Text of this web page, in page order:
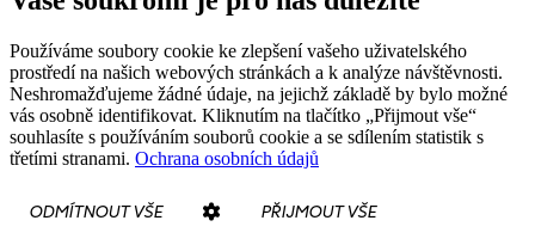
Používáme soubory cookie ke zlepšení vašeho uživatelského
prostředí na našich webových stránkách a k analýze návštěvnosti.
Neshromažďujeme žádné údaje, na jejichž základě by bylo možné
vás osobně identifikovat. Kliknutím na tlačítko „Přijmout vše“
souhlasíte s používáním souborů cookie a se sdílením statistik s
třetími stranami. Ochrana osobních údajů
ODMÍTNOUT VŠE PŘIJMOUT VŠE